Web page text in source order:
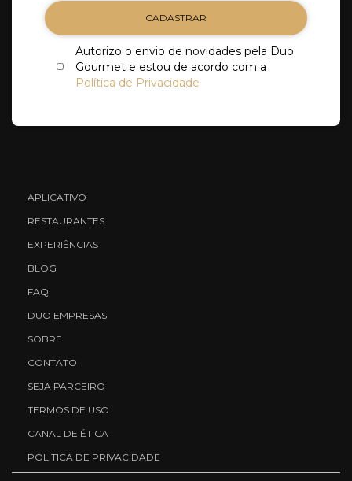
CADASTRAR
Autorizo o envio de novidades pela Duo
Gourmet e estou de acordo com a
Política de Privacidade
APLICATIVO
RESTAURANTES
EXPERIÊNCIAS
BLOG
FAQ
DUO EMPRESAS
SOBRE
CONTATO
SEJA PARCEIRO
TERMOS DE USO
CANAL DE ÉTICA
POLÍTICA DE PRIVACIDADE